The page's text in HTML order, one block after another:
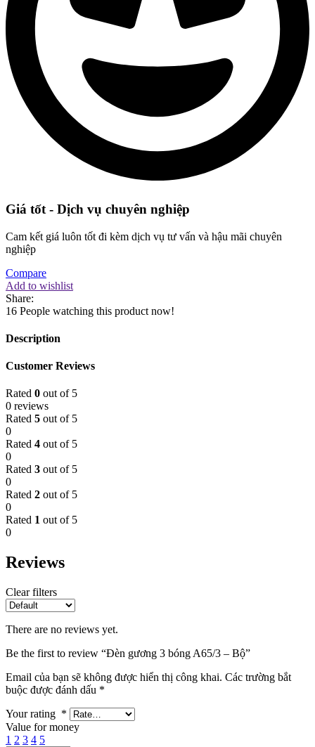
Giá tốt - Dịch vụ chuyên nghiệp
Cam kết giá luôn tốt đi kèm dịch vụ tư vấn và hậu mãi chuyên
nghiệp
Compare
Add to wishlist
Share:
16 People watching this product now!
Description
Customer Reviews
Rated 0 out of 5
0 reviews
Rated 5 out of 5
0
Rated 4 out of 5
0
Rated 3 out of 5
0
Rated 2 out of 5
0
Rated 1 out of 5
0
Reviews
Clear filters
There are no reviews yet.
Be the first to review “Đèn gương 3 bóng A65/3 – Bộ”
Email của bạn sẽ không được hiển thị công khai. Các trường bắt
buộc được đánh dấu *
Your rating *
Value for money
1 2 3 4 5